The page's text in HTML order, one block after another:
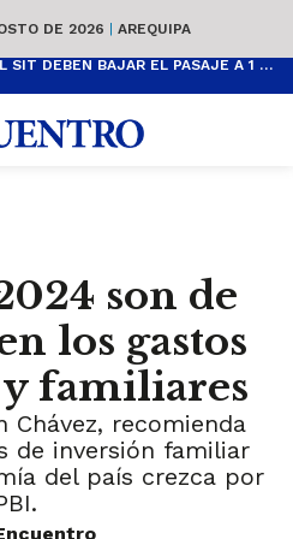
DE 2026 | AREQUIPA
AREQUIPA: SEIS EMPRESAS DEL SIT DEBEN BAJAR EL PASAJE A 1 SOL
son de
los gastos
familiares
Chávez, recomienda
de inversión familiar
del país crezca por